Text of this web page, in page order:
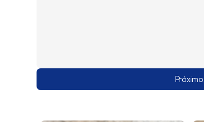
Próximo